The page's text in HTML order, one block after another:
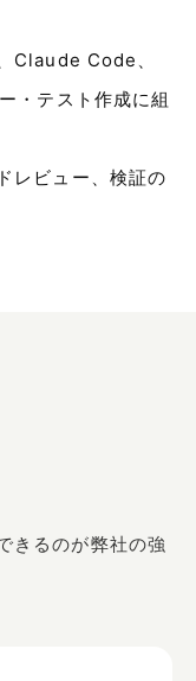
Claude Code、
・テスト作成に組
レビュー、検証の
きるのが弊社の強